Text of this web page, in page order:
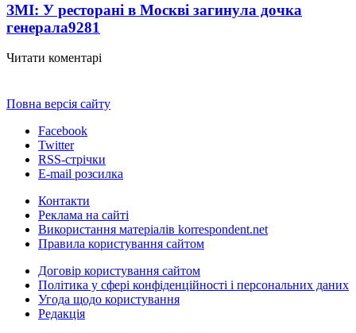
ЗМІ: У ресторані в Москві загинула дочка
генерала9281
Читати коментарі
Повна версія сайту
Facebook
Twitter
RSS-стрічки
E-mail розсилка
Контакти
Реклама на сайті
Використання матеріалів korrespondent.net
Правила користування сайтом
Договір користування сайтом
Політика у сфері конфіденційності і персональних даних
Угода щодо користування
Редакція